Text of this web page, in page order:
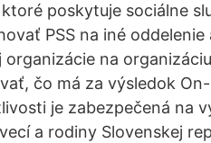
ktoré poskytuje sociálne
PSS na iné
na
čo má za výsledok
je zabezpečená na
a rodiny Slovenskej